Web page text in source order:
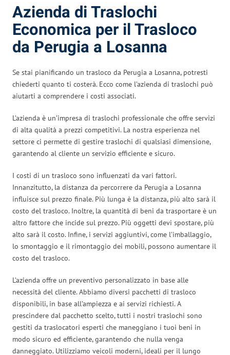
Azienda di Traslochi
Economica per il Trasloco
da Perugia a Losanna
Se stai pianificando un trasloco da Perugia a Losanna, potresti
chiederti quanto ti costerà. Ecco come l’azienda di traslochi può
aiutarti a comprendere i costi associati.
L’azienda è un’impresa di traslochi professionale che offre servizi
di alta qualità a prezzi competitivi. La nostra esperienza nel
settore ci permette di gestire traslochi di qualsiasi dimensione,
garantendo al cliente un servizio efficiente e sicuro.
I costi di un trasloco sono influenzati da vari fattori.
Innanzitutto, la distanza da percorrere da Perugia a Losanna
influisce sul prezzo finale. Più lunga è la distanza, più alto sarà il
costo del trasloco. Inoltre, la quantità di beni da trasportare è un
altro fattore che incide sul prezzo. Più oggetti devi spostare, più
alto sarà il costo. Infine, i servizi aggiuntivi, come l’imballaggio,
lo smontaggio e il rimontaggio dei mobili, possono aumentare il
costo del trasloco.
L’azienda offre un preventivo personalizzato in base alle
necessità del cliente. Abbiamo diversi pacchetti di trasloco
disponibili, in base all’ampiezza e ai servizi richiesti. A
prescindere dal pacchetto scelto, tutti i nostri traslochi sono
gestiti da traslocatori esperti che maneggiano i tuoi beni in
modo sicuro ed efficiente, garantendo che nulla venga
danneggiato. Utilizziamo veicoli moderni, ideali per il lungo